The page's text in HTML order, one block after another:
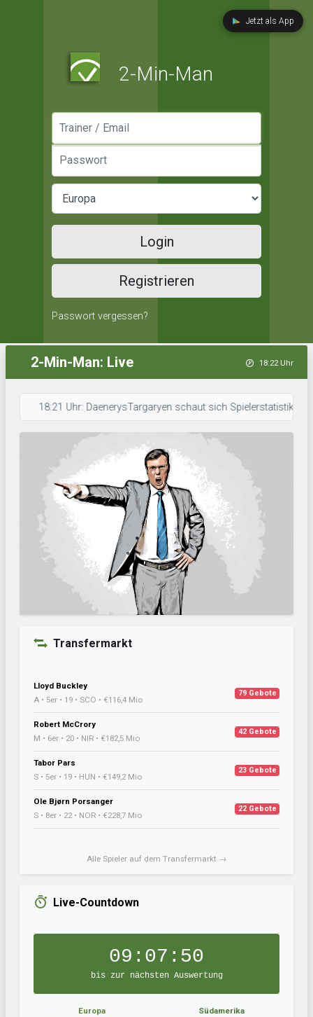
Jetzt als App
2-Min-Man
Login
Registrieren
Passwort vergessen?
2-Min-Man: Live 18:22 Uhr
18:21 Uhr: DaenerysTargaryen schaut sich Spielerstatistiken an.
Transfermarkt
Lloyd Buckley
A • 5er • 19 • SCO • €116,4 Mio
79 Gebote
Robert McCrory
M • 6er • 20 • NIR • €182,5 Mio
42 Gebote
Tabor Pars
S • 5er • 19 • HUN • €149,2 Mio
23 Gebote
Ole Bjørn Porsanger
S • 8er • 22 • NOR • €228,7 Mio
22 Gebote
Alle Spieler auf dem Transfermarkt →
Live-Countdown
09:07:50
bis zur nächsten Auswertung
Europa
Südamerika